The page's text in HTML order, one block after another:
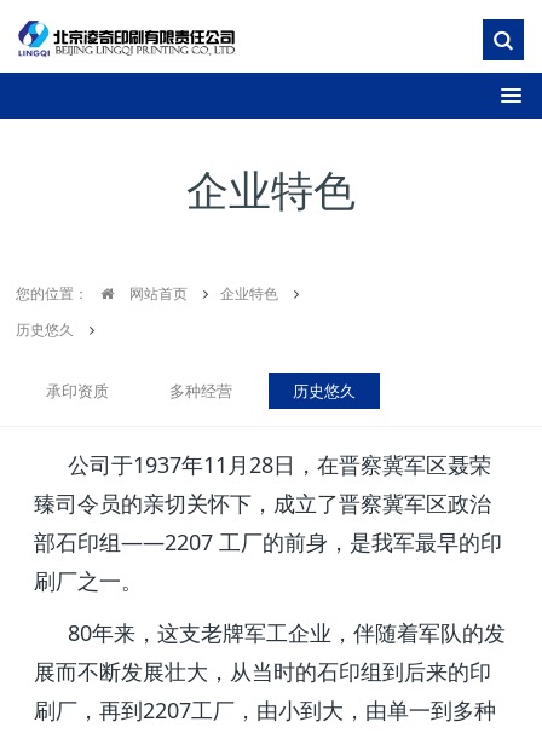
企业特色
您的位置： 网站首页
企业特色
历史悠久
承印资质 多种经营 历史悠久
公司于1937年11月28日，在晋察冀军区聂荣
臻司令员的亲切关怀下，成立了晋察冀军区政治
部石印组——2207 工厂的前身，是我军最早的印
刷厂之一。
80年来，这支老牌军工企业，伴随着军队的发
展而不断发展壮大，从当时的石印组到后来的印
刷厂，再到2207工厂，由小到大，由单一到多种